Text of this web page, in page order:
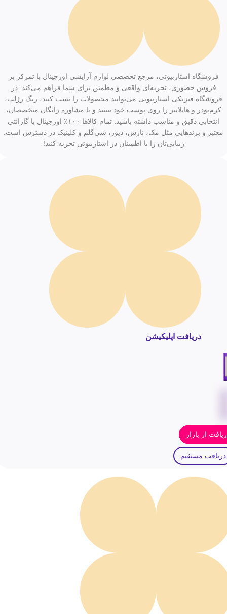
فروشگاه استاربیوتی، مرجع تخصصی لوازم آرایشی اورجینال با تمرکز بر
فروش حضوری، تجربه‌ای واقعی و مطمئن برای شما فراهم می‌کند. در
فروشگاه فیزیکی استاربیوتی می‌توانید محصولات را تست کنید، رنگ رژلب،
کرم‌پودر و هایلایتر را روی پوست خود ببینید و با مشاوره رایگان متخصصان،
انتخابی دقیق و مناسب داشته باشید. تمام کالاها ۱۰۰٪ اورجینال با گارانتی
معتبر و برندهایی مثل مک، نارس، دیور، شی‌گلم و کلینیک در دسترس است.
زیبایی‌تان را با اطمینان در استاربیوتی تجربه کنید!
دریافت اپلیکیشن
از بازار
دریافت مستقیم